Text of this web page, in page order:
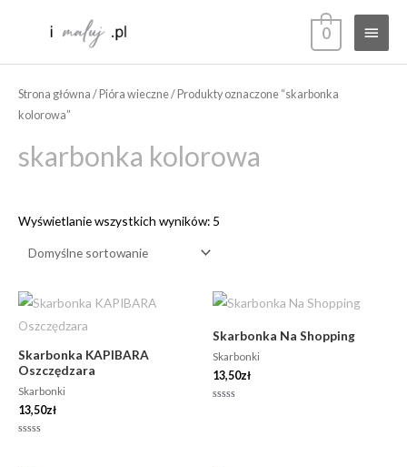
menu
0
Strona główna /Pióra wieczne/ Produkty oznaczone “skarbonka
kolorowa”
skarbonka kolorowa
Wyświetlanie wszystkich wyników: 5
Skarbonka KAPIBARA
Oszczędzara
Skarbonki
13,50zł
Skarbonka Na Shopping
Skarbonki
13,50zł